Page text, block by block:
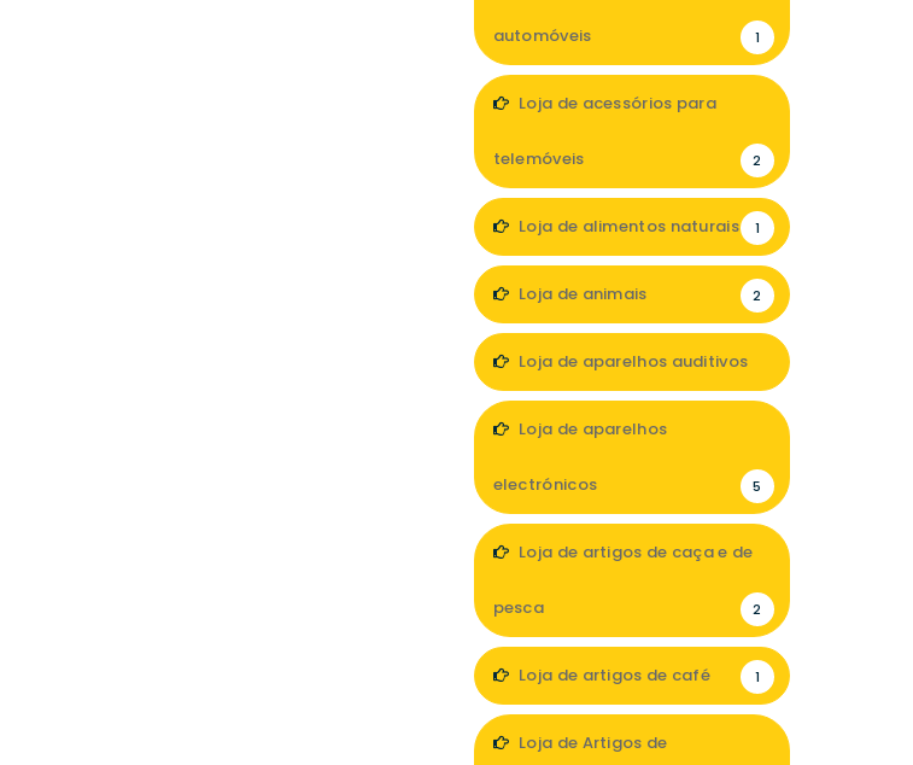
automóveis 1
Loja de acessórios para
telemóveis 2
Loja de alimentos naturais 1
Loja de animais 2
Loja de aparelhos auditivos
Loja de aparelhos
electrónicos 5
Loja de artigos de caça e de
pesca 2
Loja de artigos de café 1
Loja de Artigos de